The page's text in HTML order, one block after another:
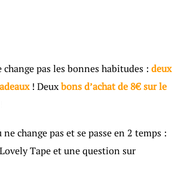
pas les bonnes habitudes : deux
! Deuxbons d’achat de 8€ sur le
change pas et se passe en 2 temps :
Tape et une question sur